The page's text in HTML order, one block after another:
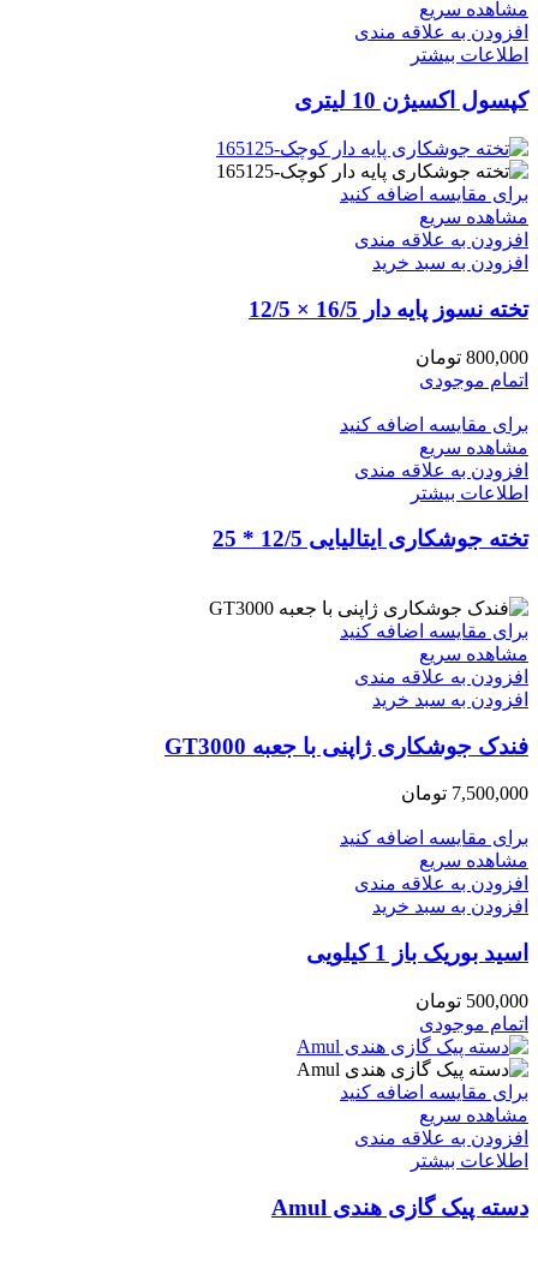
مشاهده سریع
افزودن به علاقه مندی
اطلاعات بیشتر
کپسول اکسیژن 10 لیتری
برای مقایسه اضافه کنید
مشاهده سریع
افزودن به علاقه مندی
افزودن به سبد خرید
تخته نسوز پایه دار 16/5 × 12/5
800,000 تومان
اتمام موجودی
برای مقایسه اضافه کنید
مشاهده سریع
افزودن به علاقه مندی
اطلاعات بیشتر
تخته جوشکاری ایتالیایی 12/5 * 25
برای مقایسه اضافه کنید
مشاهده سریع
افزودن به علاقه مندی
افزودن به سبد خرید
فندک جوشکاری ژاپنی با جعبه GT3000
7,500,000 تومان
برای مقایسه اضافه کنید
مشاهده سریع
افزودن به علاقه مندی
افزودن به سبد خرید
اسید بوریک باز 1 کیلویی
500,000 تومان
اتمام موجودی
برای مقایسه اضافه کنید
مشاهده سریع
افزودن به علاقه مندی
اطلاعات بیشتر
دسته پیک گازی هندی Amul